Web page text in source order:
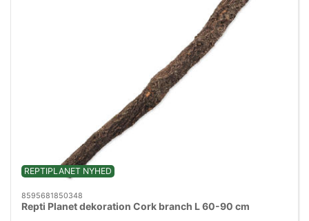
REPTIPLANET NYHED
8595681850348
Repti Planet dekoration Cork branch L 60-90 cm